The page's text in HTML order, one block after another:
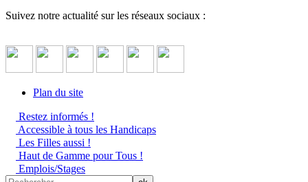
Suivez notre actualité sur les réseaux sociaux :
Plan du site
Restez informés !
Accessible à tous les Handicaps
Les Filles aussi !
Haut de Gamme pour Tous !
Emplois/Stages